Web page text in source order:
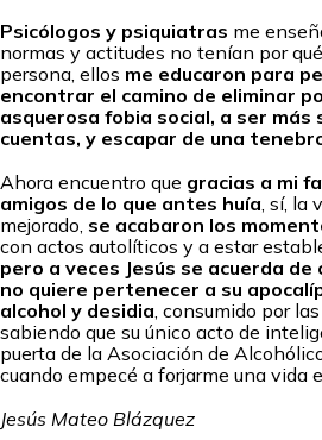
Psicólogos y psiquiatras me
normas y actitudes no tenían por
persona, ellos me educaron para
encontrar el camino de eliminar
asquerosa fobia social, a ser más
cuentas, y escapar de una
Ahora encuentro que gracias a mi
amigos de lo que antes huía , sí,
mejorado, se acabaron los
con actos autolíticos y a estar
pero a veces Jesús se acuerda de
no quiere pertenecer a su
alcohol y desidia , consumido por
sabiendo que su único acto de
puerta de la Asociación de
cuando empecé a forjarme una vida
Jesús Mateo Blázquez